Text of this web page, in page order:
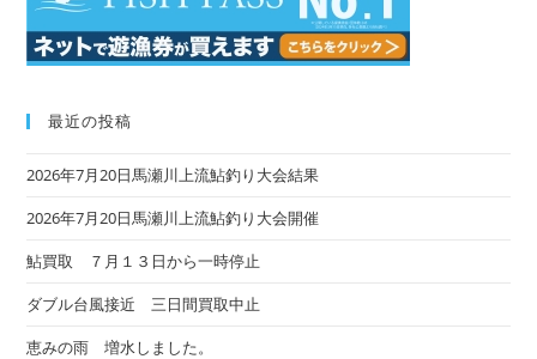
最近の投稿
2026年7月20日馬瀬川上流鮎釣り大会結果
2026年7月20日馬瀬川上流鮎釣り大会開催
鮎買取 ７月１３日から一時停止
ダブル台風接近 三日間買取中止
恵みの雨 増水しました。